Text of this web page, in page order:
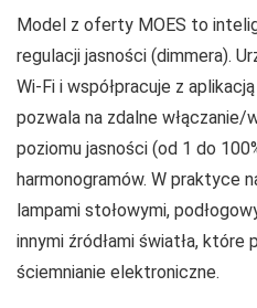
Model z oferty MOES to
regulacji jasności (dimmera).
Wi‑Fi i współpracuje z
pozwala na zdalne włączanie/
poziomu jasności (od 1 do
harmonogramów. W praktyce
lampami stołowymi,
innymi źródłami światła, które
ściemnianie elektroniczne.